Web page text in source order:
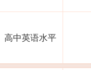
高中英语水平